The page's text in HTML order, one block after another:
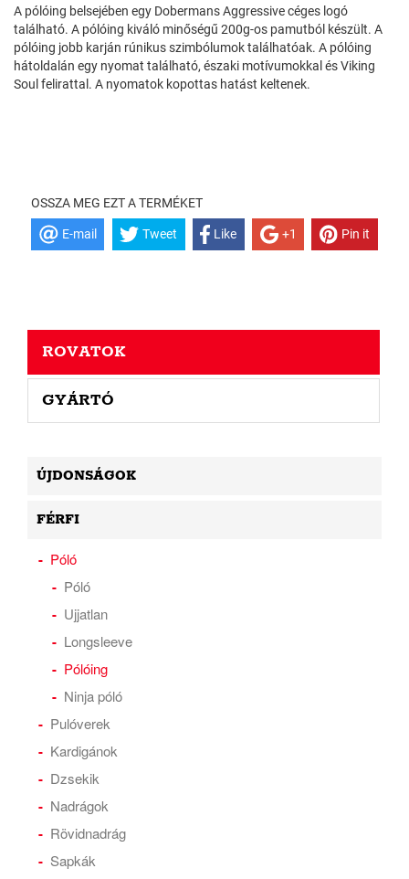
A pólóing belsejében egy Dobermans Aggressive céges logó
található. A pólóing kiváló minőségű 200g-os pamutból készült. A
pólóing jobb karján rúnikus szimbólumok találhatóak. A pólóing
hátoldalán egy nyomat található, északi motívumokkal és Viking
Soul felirattal. A nyomatok kopottas hatást keltenek.
OSSZA MEG EZT A TERMÉKET
E-mail Tweet Like +1 Pin it
ROVATOK
GYÁRTÓ
ÚJDONSÁGOK
FÉRFI
Póló
Póló
Ujjatlan
Longsleeve
Pólóing
Ninja póló
Pulóverek
Kardigánok
Dzsekik
Nadrágok
Rövidnadrág
Sapkák